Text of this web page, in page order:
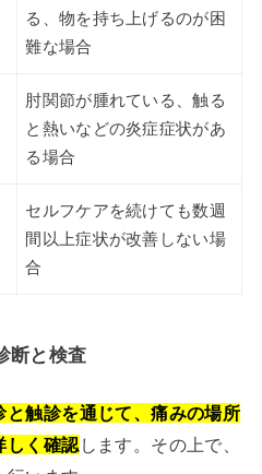
る、物を持ち上げるのが困
難な場合
肘関節が腫れている、触る
と熱いなどの炎症症状があ
る場合
セルフケアを続けても数週
間以上症状が改善しない場
合
断と検査
と触診を通じて、痛みの場所
しく確認 します。その上で、